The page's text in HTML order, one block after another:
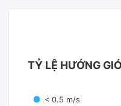
TỶ LỆ HƯỚNG
< 0.5 m/s